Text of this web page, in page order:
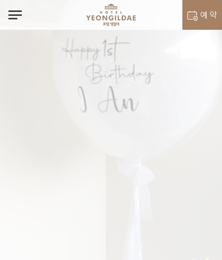
notes 예 약